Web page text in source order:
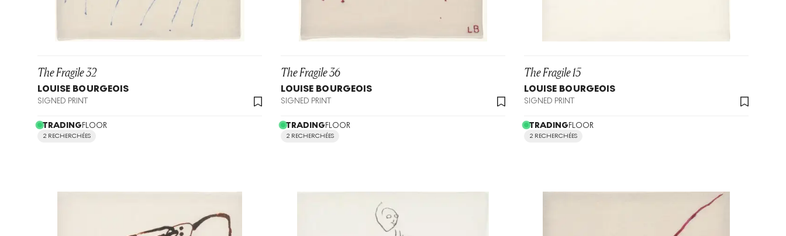
The Fragile 32
LOUISE BOURGEOIS
SIGNED PRINT
TRADINGFLOOR
2 RECHERCHÉES
The Fragile 36
LOUISE BOURGEOIS
SIGNED PRINT
TRADINGFLOOR
2 RECHERCHÉES
The Fragile 15
LOUISE BOURGEOIS
SIGNED PRINT
TRADINGFLOOR
2 RECHERCHÉES